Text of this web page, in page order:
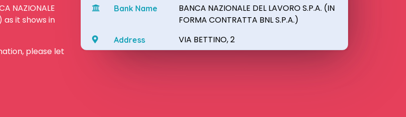
NAZIONALE
as it shows in
please let
Bank Name
BANCA NAZIONALE DEL LAVORO S.P.A. (IN
FORMA CONTRATTA BNL S.P.A.)
Address VIA BETTINO, 2